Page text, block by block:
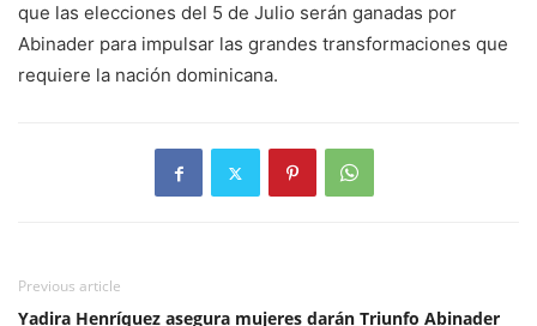
que las elecciones del 5 de Julio serán ganadas por
Abinader para impulsar las grandes transformaciones que
requiere la nación dominicana.
Previous article
Yadira Henríquez asegura mujeres darán Triunfo Abinader